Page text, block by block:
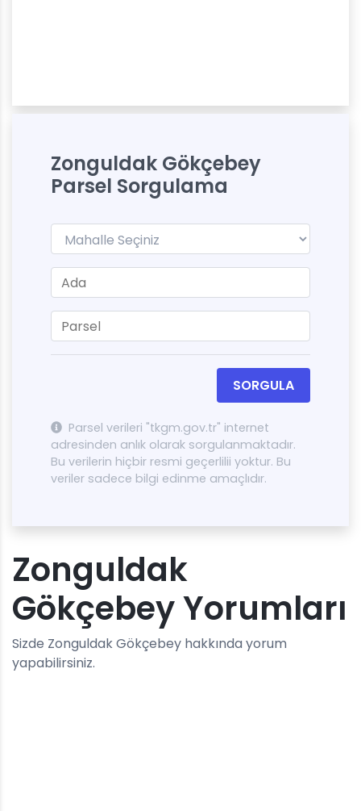
Zonguldak Gökçebey
Parsel Sorgulama
SORGULA
Parsel verileri "tkgm.gov.tr" internet
adresinden anlık olarak sorgulanmaktadır.
Bu verilerin hiçbir resmi geçerlilii yoktur. Bu
veriler sadece bilgi edinme amaçlıdır.
Zonguldak
Gökçebey Yorumları
Sizde Zonguldak Gökçebey hakkında yorum
yapabilirsiniz.